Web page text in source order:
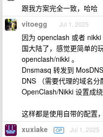
跟我方案完全一致，哈哈
vitoegg Jul 1, 2025
因为 openclash 或者
国大陆了，感觉更简单的
openclash/nikki 。
Dnsmasq 转发到
DNS （需要代理的域名分
OpenClash/Nikki 设置成
这样都是使用自带的配置
xuxiake OP Jul 1, 2025